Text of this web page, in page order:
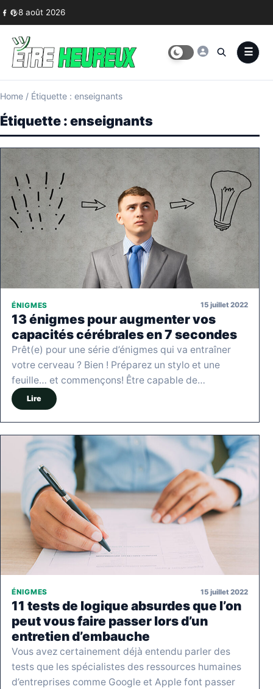
Skip to content
8 août 2026
Home / Étiquette : enseignants
Étiquette :enseignants
ÉNIGMES 15 juillet 2022
13 énigmes pour augmenter vos
capacités cérébrales en 7 secondes
Prêt(e) pour une série d’énigmes qui va entraîner
votre cerveau ? Bien ! Préparez un stylo et une
feuille… et commençons! Être capable de…
Lire
ÉNIGMES 15 juillet 2022
11 tests de logique absurdes que l’on
peut vous faire passer lors d’un
entretien d’embauche
Vous avez certainement déjà entendu parler des
tests que les spécialistes des ressources humaines
d’entreprises comme Google et Apple font passer